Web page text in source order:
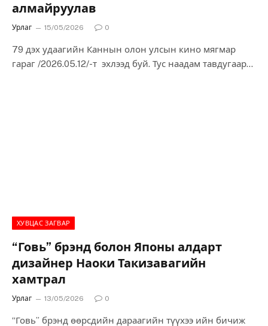
алмайруулав
Урлаг 15/05/2026 0
79 дэх удаагийн Каннын олон улсын кино мягмар
гараг /2026.05.12/-т эхлээд буй. Тус наадам тавдугаар
ХУВЦАС ЗАГВАР
“Говь” брэнд болон Японы алдарт
дизайнер Наоки Такизавагийн
хамтрал
Урлаг 13/05/2026 0
“Говь” брэнд өөрсдийн дараагийн түүхээ ийн бичиж